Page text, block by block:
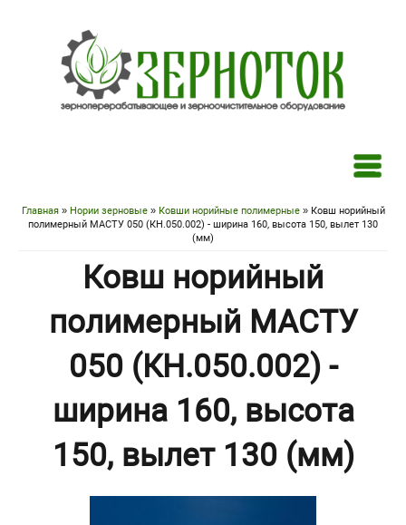
Вы здесь
Главная» Нории зерновые» Ковши норийные полимерные» Ковш норийный
полимерный МАСТУ 050 (КН.050.002) - ширина 160, высота 150, вылет 130
(мм)
Ковш норийный
полимерный МАСТУ
050 (КН.050.002) -
ширина 160, высота
150, вылет 130 (мм)